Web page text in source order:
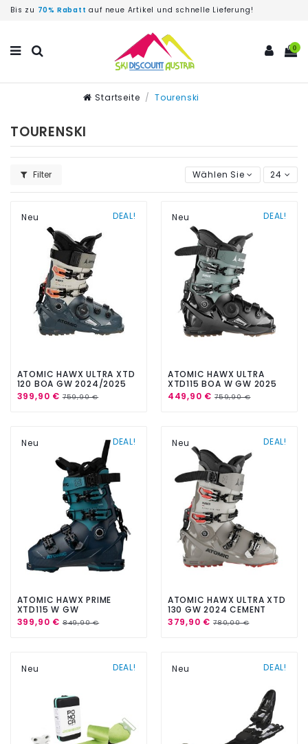
Bis zu 70% Rabatt auf neue Artikel und schnelle Lieferung!
0
Startseite Tourenski
TOURENSKI
Filter Wählen Sie 24
DEAL!
Neu
ATOMIC HAWX ULTRA XTD
120 BOA GW 2024/2025
399,90 €759,90 €
DEAL!
Neu
ATOMIC HAWX ULTRA
XTD115 BOA W GW 2025
449,90 €759,90 €
DEAL!
Neu
ATOMIC HAWX PRIME
XTD115 W GW
399,90 €849,90 €
DEAL!
Neu
ATOMIC HAWX ULTRA XTD
130 GW 2024 CEMENT
379,90 €780,00 €
DEAL!
Neu DEAL!
Neu